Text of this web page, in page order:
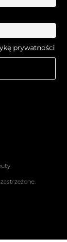
prywatności